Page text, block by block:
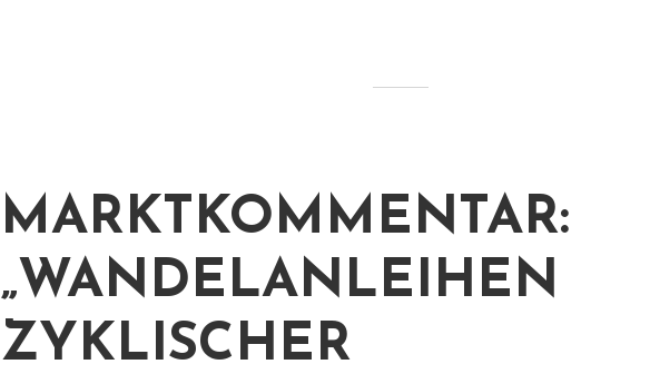
MARKTKOMMENTAR:
„WANDELANLEIHEN
ZYKLISCHER